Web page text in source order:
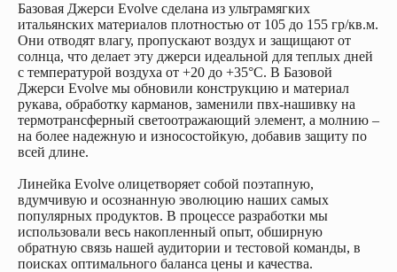
Базовая Джерси Evolve сделана из ультрамягких
итальянских материалов плотностью от 105 до 155 гр/кв.м.
Они отводят влагу, пропускают воздух и защищают от
солнца, что делает эту джерси идеальной для теплых дней
с температурой воздуха от +20 до +35°C. В Базовой
Джерси Evolve мы обновили конструкцию и материал
рукава, обработку карманов, заменили пвх-нашивку на
термотрансферный светоотражающий элемент, а молнию –
на более надежную и износостойкую, добавив защиту по
всей длине.
Линейка Evolve олицетворяет собой поэтапную,
вдумчивую и осознанную эволюцию наших самых
популярных продуктов. В процессе разработки мы
использовали весь накопленный опыт, обширную
обратную связь нашей аудитории и тестовой команды, в
поисках оптимального баланса цены и качества.